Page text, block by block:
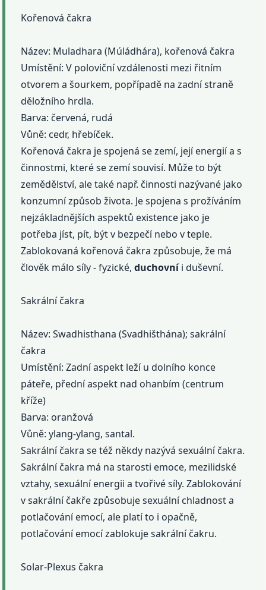
Kořenová čakra
Název: Muladhara (Múládhára), kořenová čakra
Umístění: V poloviční vzdálenosti mezi řitním
otvorem a šourkem, popřípadě na zadní straně
děložního hrdla.
Barva: červená, rudá
Vůně: cedr, hřebíček.
Kořenová čakra je spojená se zemí, její energií a s
činnostmi, které se zemí souvisí. Může to být
zemědělství, ale také např. činnosti nazývané jako
konzumní způsob života. Je spojena s prožíváním
nejzákladnějších aspektů existence jako je
potřeba jíst, pít, být v bezpečí nebo v teple.
Zablokovaná kořenová čakra způsobuje, že má
člověk málo síly - fyzické,duchovníi duševní.
Sakrální čakra
Název: Swadhisthana (Svadhišthána); sakrální
čakra
Umístění: Zadní aspekt leží u dolního konce
páteře, přední aspekt nad ohanbím (centrum
kříže)
Barva: oranžová
Vůně: ylang-ylang, santal.
Sakrální čakra se též někdy nazývá sexuální čakra.
Sakrální čakra má na starosti emoce, mezilidské
vztahy, sexuální energii a tvořivé síly. Zablokování
v sakrální čakře způsobuje sexuální chladnost a
potlačování emocí, ale platí to i opačně,
potlačování emocí zablokuje sakrální čakru.
Solar-Plexus čakra